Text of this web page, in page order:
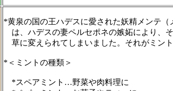
*黄泉の国の王ハデスに愛された妖精メンテ（
は、ハデスの妻ペルセポネの嫉妬により、
草に変えられてしまいました。それがミント
*＜ミントの種類＞
*スペアミント…野菜や肉料理に